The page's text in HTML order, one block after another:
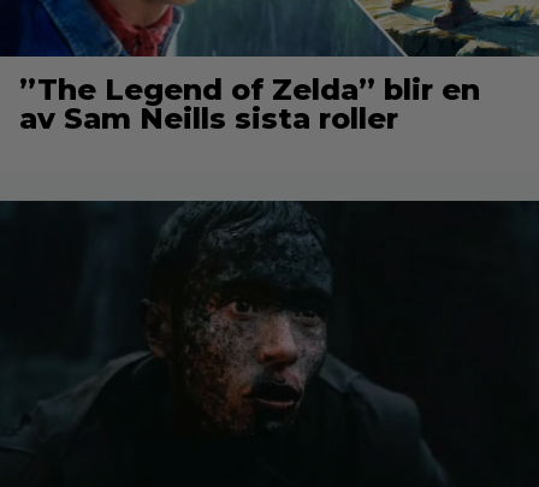
”The Legend of Zelda” blir en
av Sam Neills sista roller